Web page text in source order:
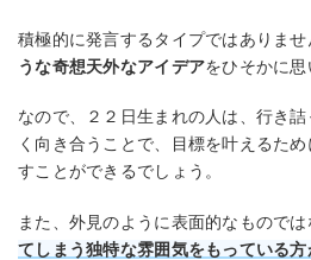
積極的に発言するタイプではありませ
うな奇想天外なアイデアをひそかに思
なので、２２日生まれの人は、行き
く向き合うことで、目標を叶えるた
すことができるでしょう。
また、外見のように表面的なものでは
てしまう独特な雰囲気をもっている方